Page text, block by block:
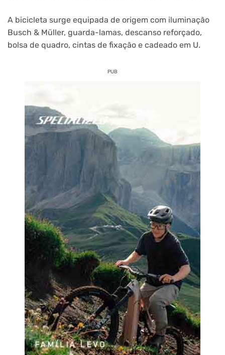
A bicicleta surge equipada de origem com iluminação
Busch & Müller, guarda-lamas, descanso reforçado,
bolsa de quadro, cintas de fixação e cadeado em U.
PUB